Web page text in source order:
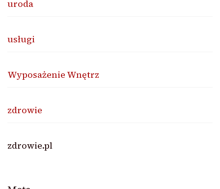
uroda
usługi
Wyposażenie Wnętrz
zdrowie
zdrowie.pl